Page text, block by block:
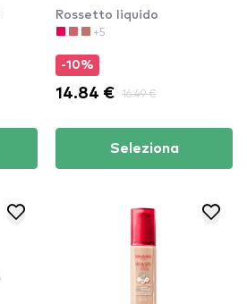
Rossetto liquido
+5
-10%
14.84 € 16.49 €
Seleziona